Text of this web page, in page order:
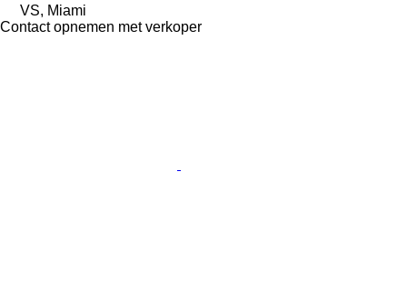
VS, Miami
Contact opnemen met verkoper